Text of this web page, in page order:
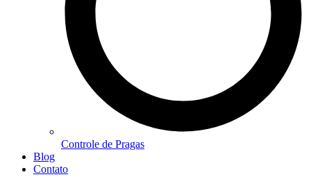
Controle de Pragas
Blog
Contato